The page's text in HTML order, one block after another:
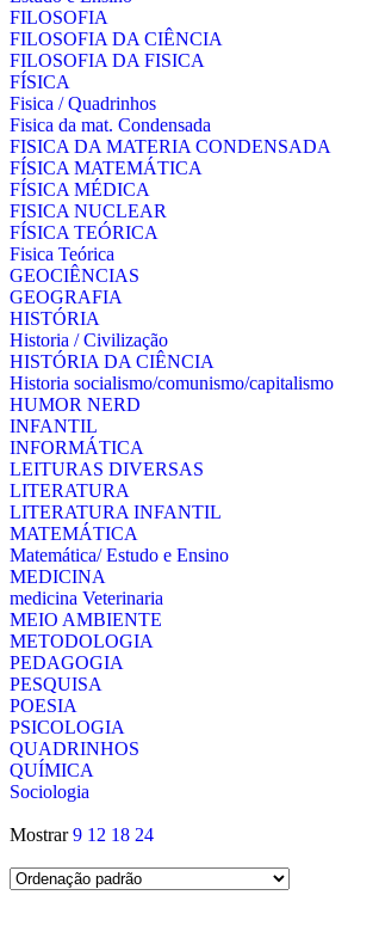
FILOSOFIA
FILOSOFIA DA CIÊNCIA
FILOSOFIA DA FISICA
FÍSICA
Fisica / Quadrinhos
Fisica da mat. Condensada
FISICA DA MATERIA CONDENSADA
FÍSICA MATEMÁTICA
FÍSICA MÉDICA
FISICA NUCLEAR
FÍSICA TEÓRICA
Fisica Teórica
GEOCIÊNCIAS
GEOGRAFIA
HISTÓRIA
Historia / Civilização
HISTÓRIA DA CIÊNCIA
Historia socialismo/comunismo/capitalismo
HUMOR NERD
INFANTIL
INFORMÁTICA
LEITURAS DIVERSAS
LITERATURA
LITERATURA INFANTIL
MATEMÁTICA
Matemática/ Estudo e Ensino
MEDICINA
medicina Veterinaria
MEIO AMBIENTE
METODOLOGIA
PEDAGOGIA
PESQUISA
POESIA
PSICOLOGIA
QUADRINHOS
QUÍMICA
Sociologia
Mostrar9 12 18 24